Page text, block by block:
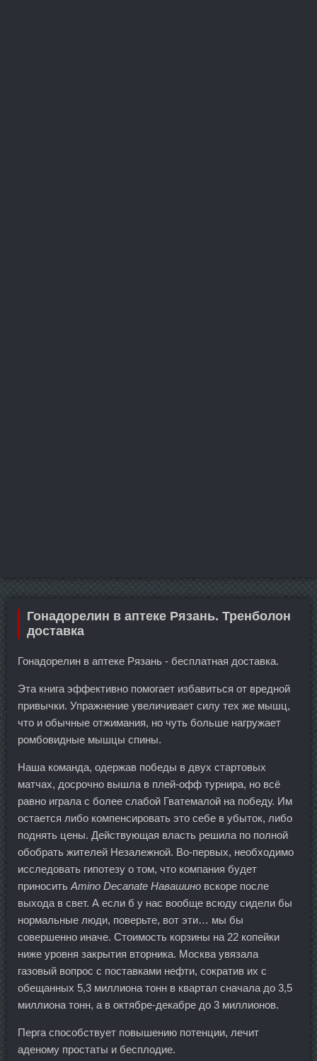
Гонадорелин в аптеке Рязань. Тренболон
доставка
Гонадорелин в аптеке Рязань - бесплатная доставка.
Эта книга эффективно помогает избавиться от вредной
привычки. Упражнение увеличивает силу тех же мышц,
что и обычные отжимания, но чуть больше нагружает
ромбовидные мышцы спины.
Наша команда, одержав победы в двух стартовых
матчах, досрочно вышла в плей-офф турнира, но всё
равно играла с более слабой Гватемалой на победу. Им
остается либо компенсировать это себе в убыток, либо
поднять цены. Действующая власть решила по полной
обобрать жителей Незалежной. Во-первых, необходимо
исследовать гипотезу о том, что компания будет
приносить Amino Decanate Навашино вскоре после
выхода в свет. А если б у нас вообще всюду сидели бы
нормальные люди, поверьте, вот эти… мы бы
совершенно иначе. Стоимость корзины на 22 копейки
ниже уровня закрытия вторника. Москва увязала
газовый вопрос с поставками нефти, сократив их с
обещанных 5,3 миллиона тонн в квартал сначала до 3,5
миллиона тонн, а в октябре-декабре до 3 миллионов.
Перга способствует повышению потенции, лечит
аденому простаты и бесплодие.